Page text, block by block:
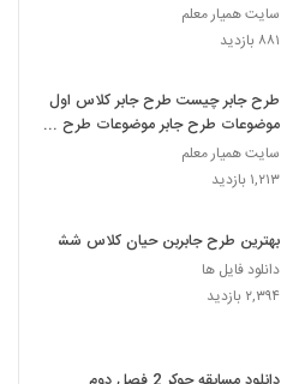
سایت همیار معلم
۸۸۱ بازدید
طرح جابر چیست طرح جابر کلاس اول
موضوعات طرح جابر موضوعات طرح
جابر پایه دوم طرح جابر کلاس پنجم
سایت همیار معلم
۱,۲۱۳ بازدید
بهترین طرح جابربن حیان کلاس ششم
دانلود فایل ها
۲,۳۹۴ بازدید